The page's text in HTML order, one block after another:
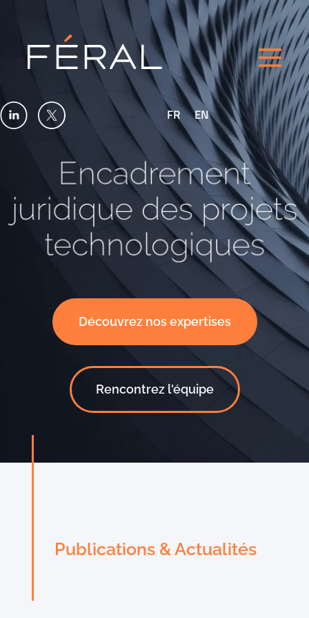
FR EN
Encadrement
juridique des projets
technologiques
Découvrez nos expertises
Rencontrez l'équipe
Publications & Actualités